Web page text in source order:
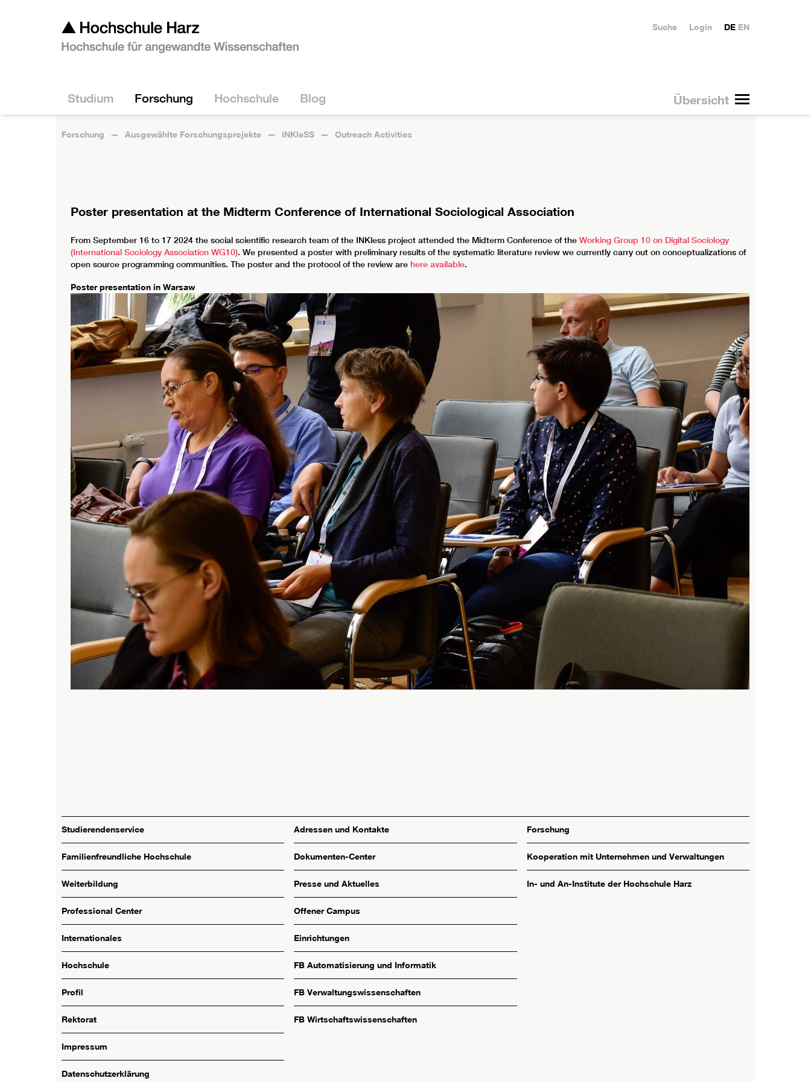
Übersicht
Studium Forschung Hochschule Blog
DE EN
Login
Suche
Forschung Ausgewählte Forschungsprojekte INKleSS Outreach Activities
Poster presentation at the Midterm Conference of International Sociological Association
From September 16 to 17 2024 the social scientific research team of the INKless project attended the Midterm Conference of the Working Group 10 on Digital Sociology
(International Sociology Association WG10). We presented a poster with preliminary results of the systematic literature review we currently carry out on conceptualizations of
open source programming communities. The poster and the protocol of the review are here available.
Poster presentation in Warsaw
Studierendenservice
Familienfreundliche Hochschule
Weiterbildung
Professional Center
Internationales
Hochschule
Profil
Rektorat
Impressum
Datenschutzerklärung
Adressen und Kontakte
Dokumenten-Center
Presse und Aktuelles
Offener Campus
Einrichtungen
FB Automatisierung und Informatik
FB Verwaltungswissenschaften
FB Wirtschaftswissenschaften
Forschung
Kooperation mit Unternehmen und Verwaltungen
In- und An-Institute der Hochschule Harz